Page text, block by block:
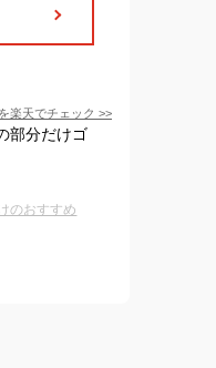
楽天でチェック >>
部分だけゴ
のおすすめ